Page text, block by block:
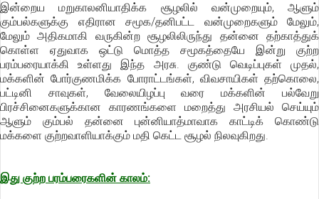
இன்றைய மறுகாலனியாதிக்க சூழலில் வன்முறையும், ஆளும்
கும்பல்களுக்கு எதிரான சமூக/தனிபட்ட வன்முறைகளும் மேலும்,
மேலும் அதிகமாகி வருகின்ற சூழலிலிருந்து தன்னை தற்காத்துக்
கொள்ள ஏதுவாக ஒட்டு மொத்த சமூகத்தையே இன்று குற்ற
பரம்பரையாக்கி உள்ளது இந்த அரசு. குண்டு வெடிப்புகள் முதல்,
மக்களின் போர்குணமிக்க போராட்டங்கள், விவசாயிகள் தற்கொலை,
பட்டினி சாவுகள், வேலையிழப்பு வரை மக்களின் பல்வேறு
பிரச்சினைகளுக்கான காரணங்களை மறைத்து அரசியல் செய்யும்
ஆளும் கும்பல் தன்னை புன்னியாத்மாவாக காட்டிக் கொண்டு
மக்களை குற்றவாளியாக்கும் மதி கெட்ட சூழல் நிலவுகிறது.
இது குற்ற பரம்பரைகளின் காலம்: